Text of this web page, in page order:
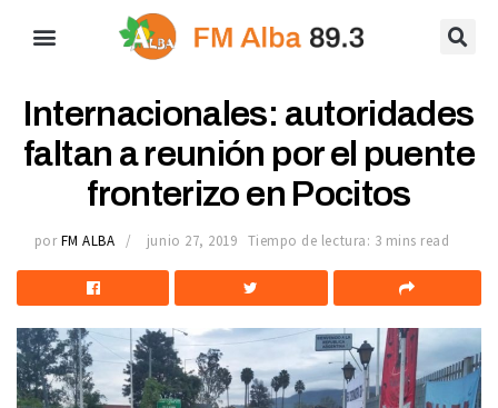
Internacionales: autoridades
faltan a reunión por el puente
fronterizo en Pocitos
por FM ALBA junio 27, 2019 Tiempo de lectura: 3 mins read